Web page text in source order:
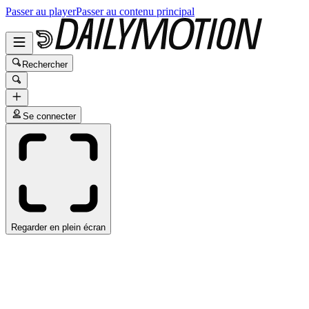
Passer au playerPasser au contenu principal
Rechercher
Se connecter
Regarder en plein écran